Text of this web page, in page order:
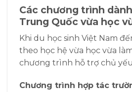
Các chương trình
Trung Quốc vừa học
Khi du học sinh Việt Nam
theo học hệ vừa học vừa
chương trình hỗ trợ chủ
Chương trình hợp tác